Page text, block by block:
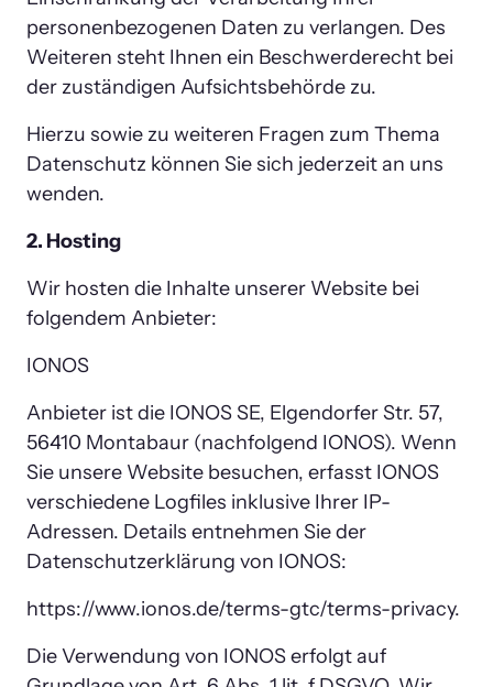
personenbezogenen Daten zu verlangen. Des
Weiteren steht Ihnen ein Beschwerderecht bei
der zuständigen Aufsichtsbehörde zu.
Hierzu sowie zu weiteren Fragen zum Thema
Datenschutz können Sie sich jederzeit an uns
wenden.
2. Hosting
Wir hosten die Inhalte unserer Website bei
folgendem Anbieter:
IONOS
Anbieter ist die IONOS SE, Elgendorfer Str. 57,
56410 Montabaur (nachfolgend IONOS). Wenn
Sie unsere Website besuchen, erfasst IONOS
verschiedene Logfiles inklusive Ihrer IP-
Adressen. Details entnehmen Sie der
Datenschutzerklärung von IONOS:
https://www.ionos.de/terms-gtc/terms-privacy.
Die Verwendung von IONOS erfolgt auf